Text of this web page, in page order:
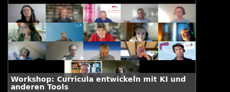
Workshop: Curricula entwickeln mit KI und
anderen Tools